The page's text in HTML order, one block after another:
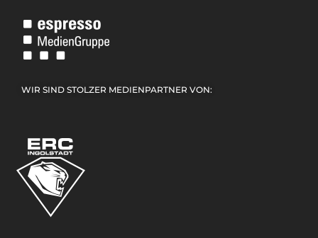
WIR SIND STOLZER MEDIENPARTNER VON: